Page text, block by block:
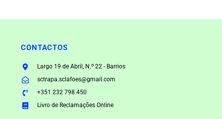
CONTACTOS
Largo 19 de Abril, N.º 22 - Barrios
sctrapa.sclafoes@gmail.com
+351 232 798 450
Livro de Reclamações Online